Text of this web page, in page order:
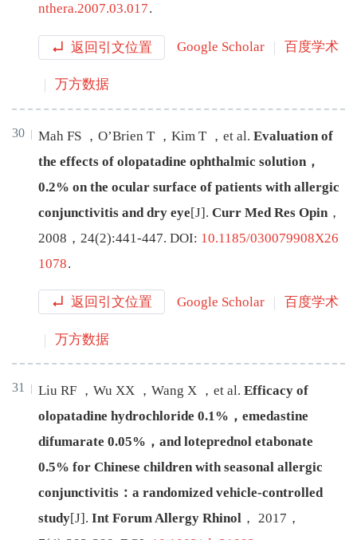
nthera.2007.03.017.
返回引文位置 Google Scholar 百度学术
万方数据
30 Mah FS ， O’Brien T ， Kim T ， et al. Evaluation of
the effects of olopatadine ophthalmic solution，
0.2% on the ocular surface of patients with allergic
conjunctivitis and dry eye[J]. Curr Med Res Opin，
2008 ， 24(2):441-447. DOI: 10.1185/030079908X26
1078.
返回引文位置 Google Scholar 百度学术
万方数据
31 Liu RF ， Wu XX ， Wang X ， et al. Efficacy of
olopatadine hydrochloride 0.1%，emedastine
difumarate 0.05%，and loteprednol etabonate
0.5% for Chinese children with seasonal allergic
conjunctivitis：a randomized vehicle-controlled
study[J] . Int Forum Allergy Rhinol ， 2017 ，